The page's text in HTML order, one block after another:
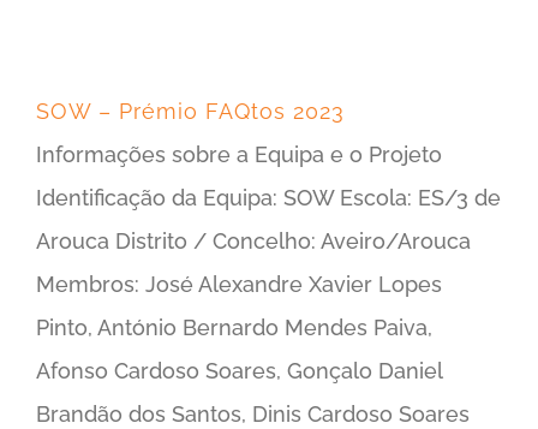
SOW – Prémio FAQtos 2023
Informações sobre a Equipa e o Projeto
Identificação da Equipa: SOW Escola: ES/3 de
Arouca Distrito / Concelho: Aveiro/Arouca
Membros: José Alexandre Xavier Lopes
Pinto, António Bernardo Mendes Paiva,
Afonso Cardoso Soares, Gonçalo Daniel
Brandão dos Santos, Dinis Cardoso Soares